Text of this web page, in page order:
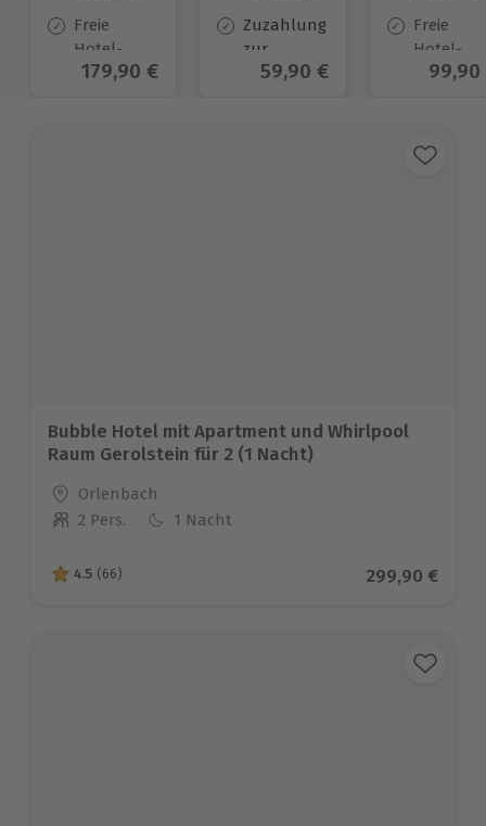
Freie
Hotel-
Auswahl
Aktueller Preis
179,90 €
Zuzahlung
zur
Halbpension
Aktueller Preis
59,90 €
Freie
Hotel-
Auswahl
99,90
Bubble Hotel mit Apartment und Whirlpool
Raum Gerolstein für 2 (1 Nacht)
Standort
Orlenbach
Anzahl der Teilnehmer
2 Pers. 1 Nacht
4.5 von 5 Sternen basierend auf 66 Bewertungen
4.5 (66) Aktueller
299,90 €